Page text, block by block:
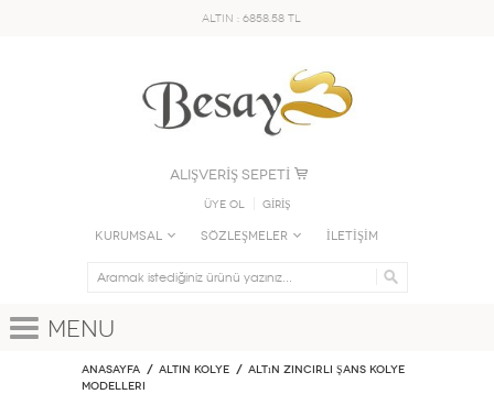
ALTIN : 6858.58 TL
ALIŞVERİŞ SEPETİ
Üye Ol GİRİŞ
KURUMSAL SÖZLEŞMELER İLETİŞİM
Menu
Anasayfa ALTIN KOLYE
Altın Zincirli Şans Kolye
Modelleri